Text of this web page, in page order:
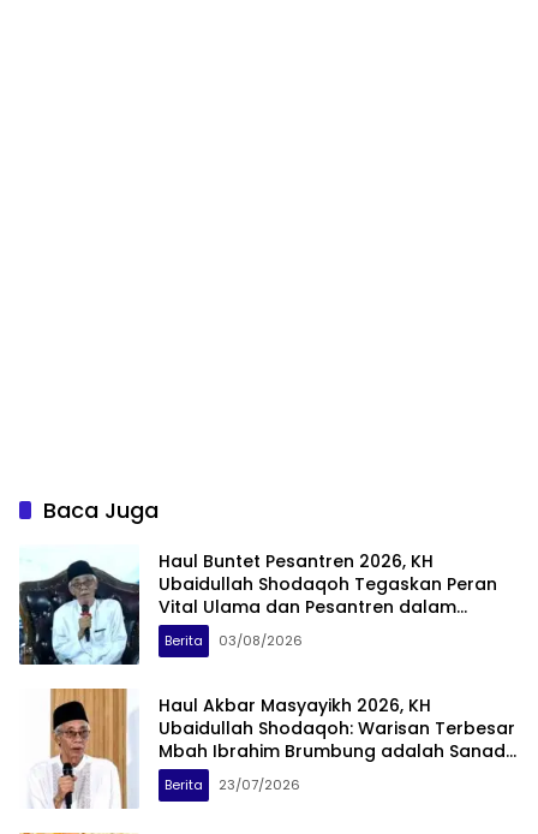
Baca Juga
Haul Buntet Pesantren 2026, KH
Ubaidullah Shodaqoh Tegaskan Peran
Vital Ulama dan Pesantren dalam
Mempertahankan Kemerdekaan RI
Berita 03/08/2026
Haul Akbar Masyayikh 2026, KH
Ubaidullah Shodaqoh: Warisan Terbesar
Mbah Ibrahim Brumbung adalah Sanad
Zikir
Berita 23/07/2026